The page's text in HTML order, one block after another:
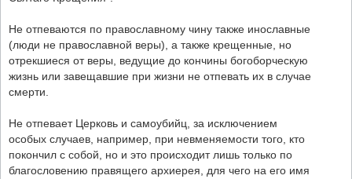
Не отпеваются по православному чину также инославные
(люди не православной веры), а также крещенные, но
отрекшиеся от веры, ведущие до кончины богоборческую
жизнь или завещавшие при жизни не отпевать их в случае
смерти.
Не отпевает Церковь и самоубийц, за исключением
особых случаев, например, при невменяемости того, кто
покончил с собой, но и это происходит лишь только по
благословению правящего архиерея, для чего на его имя